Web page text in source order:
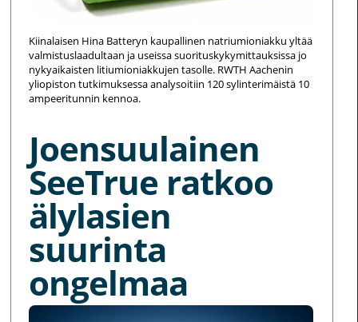
Kiinalaisen Hina Batteryn kaupallinen natriumioniakku yltää
valmistuslaadultaan ja useissa suorituskykymittauksissa jo
nykyaikaisten litiumioniakkujen tasolle. RWTH Aachenin
yliopiston tutkimuksessa analysoitiin 120 sylinterimäistä 10
ampeeritunnin kennoa.
Joensuulainen
SeeTrue ratkoo
älylasien
suurinta
ongelmaa